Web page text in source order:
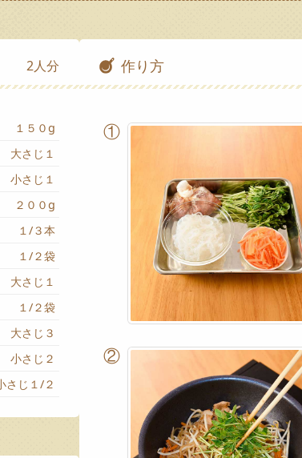
2人分
１５０g
大さじ１
小さじ１
２００g
１/３本
１/２袋
大さじ１
１/２袋
大さじ３
小さじ２
さじ１/２
作り方
①
②